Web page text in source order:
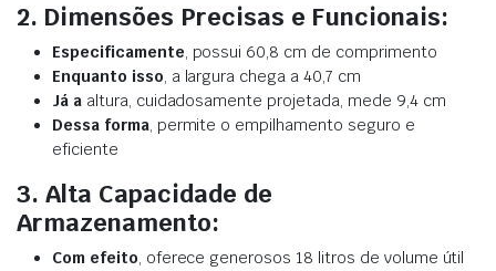
2. Dimensões Precisas e Funcionais:
Especificamente, possui 60,8 cm de comprimento
Enquanto isso, a largura chega a 40,7 cm
Já aaltura, cuidadosamente projetada, mede 9,4 cm
Dessa forma, permite o empilhamento seguro e
eficiente
3. Alta Capacidade de
Armazenamento:
Com efeito, oferece generosos 18 litros de volume útil